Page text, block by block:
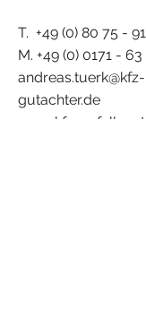
T. +49 (0) 80 75 -
M. +49 (0) 0171 -
gutachter.de
www.kfz-unfall-